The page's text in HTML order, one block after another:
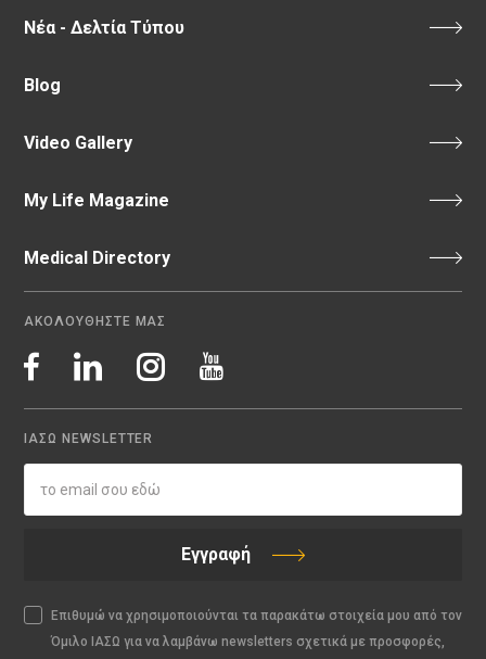
Νέα - Δελτία Τύπου
Blog
Video Gallery
My Life Magazine
Medical Directory
ΑΚΟΛΟΥΘΗΣΤΕ ΜΑΣ
ΙΑΣΩ NEWSLETTER
Εγγραφή
Επιθυμώ να χρησιμοποιούνται τα παρακάτω στοιχεία μου από τον
Όμιλο ΙΑΣΩ για να λαμβάνω newsletters σχετικά με προσφορές,